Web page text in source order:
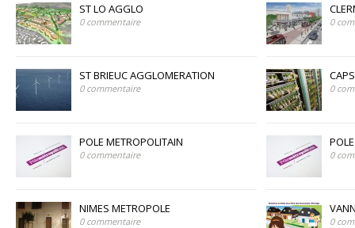
ST LO AGGLO
0 commentaire
ST BRIEUC AGGLOMERATION
0 commentaire
POLE METROPOLITAIN
0 commentaire
NIMES METROPOLE
0 commentaire
0
CAPS
0
0
0